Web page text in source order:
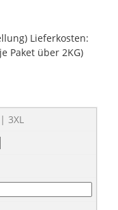
Lieferkosten:
Paket über 2KG)
3XL